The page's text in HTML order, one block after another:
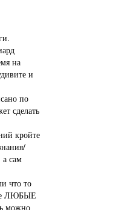
на
и
по
сделать
кройте
сам
что то
ЛЮБЫЕ
можно